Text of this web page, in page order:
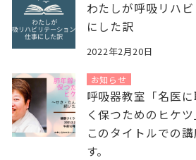
わたしが呼吸リハ
にした訳
2022年2月20日
お知らせ
呼吸器教室「名医
く保つためのヒケ
このタイトルでの
す。